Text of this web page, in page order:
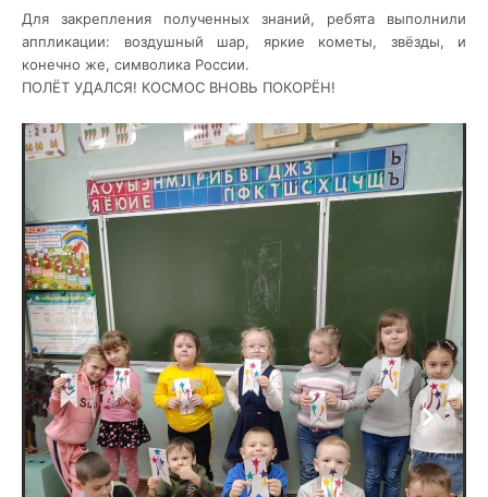
Для закрепления полученных знаний, ребята выполнили
аппликации: воздушный шар, яркие кометы, звёзды, и
конечно же, символика России.
ПОЛЁТ УДАЛСЯ! КОСМОС ВНОВЬ ПОКОРЁН!